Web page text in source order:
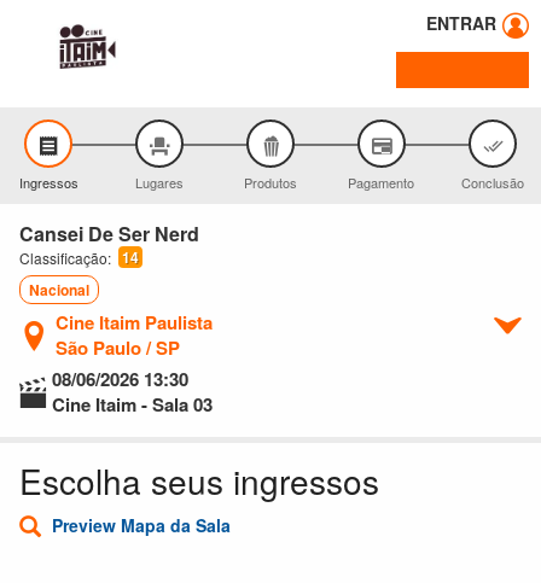
ENTRAR
Ingressos Lugares Produtos Pagamento Conclusão
Cansei De Ser Nerd
Classificação: 14
Nacional
Cine Itaim Paulista
São Paulo / SP
08/06/2026 13:30
Cine Itaim - Sala 03
Escolha seus ingressos
Preview Mapa da Sala